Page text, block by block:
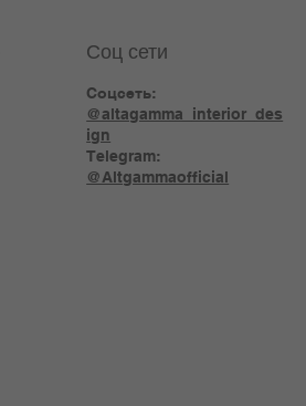
Соц сети
Соцсеть:
@altagamma_interior_des
ign
Telegram:
@Altgammaofficial